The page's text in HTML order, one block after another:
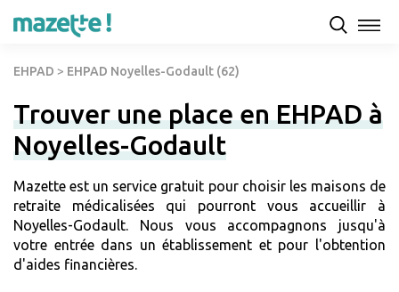
EHPAD > EHPAD Noyelles-Godault (62)
Trouver une place en EHPAD à
Noyelles-Godault
Mazette est un service gratuit pour choisir les maisons de
retraite médicalisées qui pourront vous accueillir à
Noyelles-Godault. Nous vous accompagnons jusqu'à
votre entrée dans un établissement et pour l'obtention
d'aides financières.